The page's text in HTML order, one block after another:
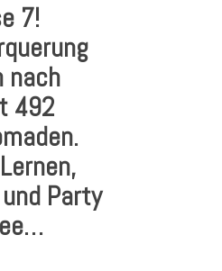
7!
nach
492
Party